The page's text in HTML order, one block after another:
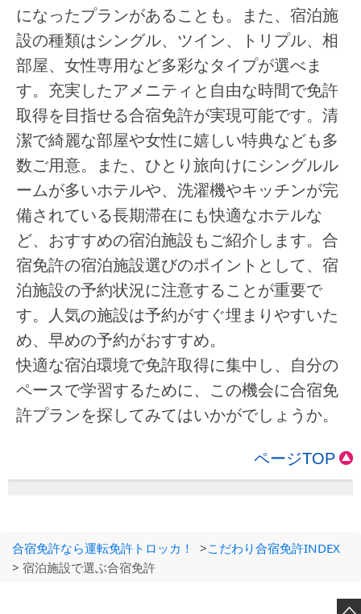
になったプランがあることも。また、宿泊施
設の種類はシングル、ツイン、トリプル、相
部屋、女性専用など多彩なタイプが選べま
す。充実したアメニティと自由な時間で免許
取得を目指せる合宿免許が実現可能です。清
潔で綺麗な部屋や女性に嬉しい特典なども多
数ご用意。また、ひとり旅向けにシングルル
ームが多いホテルや、洗濯機やキッチンが完
備されている長期滞在にも快適なホテルな
ど、おすすめの宿泊施設もご紹介します。合
宿免許の宿泊施設選びのポイントとして、宿
泊施設の予約状況に注意することが重要で
す。人気の施設は予約がすぐ埋まりやすいた
め、早めの予約がおすすめ。
快適な宿泊環境で免許取得に集中し、自分の
ペースで学習するために、この機会に合宿免
許プランを探してみてはいかがでしょうか。
ページTOP
合宿免許なら運転免許トロッカ！ >こだわり合宿免許INDEX
> 宿泊施設で選ぶ合宿免許